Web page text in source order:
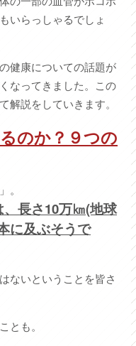
いらっしゃるでしょ
健康についての話題が
なってきました。この
解説をしていきます。
のか？９つの
。
、長さ10万㎞(地球
に及ぶそうで
ないということを皆さ
とも。